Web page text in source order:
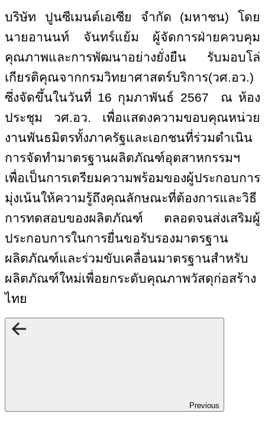
บริษัท ปูนซีเมนต์เอเซีย จำกัด (มหาชน) โดย
นายอานนท์ จันทร์แย้ม ผู้จัดการฝ่ายควบคุม
คุณภาพและการพัฒนาอย่างยั่งยืน รับมอบโล่
เกียรติคุณจากกรมวิทยาศาสตร์บริการ(วศ.อว.)
ซึ่งจัดขึ้นในวันที่ 16 กุมภาพันธ์ 2567 ณ ห้อง
ประชุม วศ.อว. เพื่อแสดงความขอบคุณหน่วย
งานพันธมิตรทั้งภาครัฐและเอกชนที่ร่วมดำเนิน
การจัดทำมาตรฐานผลิตภัณฑ์อุตสาหกรรมฯ
เพื่อเป็นการเตรียมความพร้อมของผู้ประกอบการ
มุ่งเน้นให้ความรู้ถึงคุณลักษณะที่ต้องการและวิธี
การทดสอบของผลิตภัณฑ์ ตลอดจนส่งเสริมผู้
ประกอบการในการยื่นขอรับรองมาตรฐาน
ผลิตภัณฑ์และร่วมขับเคลื่อนมาตรฐานสำหรับ
ผลิตภัณฑ์ใหม่เพื่อยกระดับคุณภาพวัสดุก่อสร้าง
ไทย
Previous